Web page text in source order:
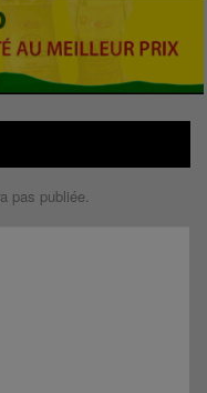
pas publiée.